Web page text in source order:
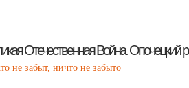
Отечественная Война. Опочецкий
не забыт, ничто не забыто